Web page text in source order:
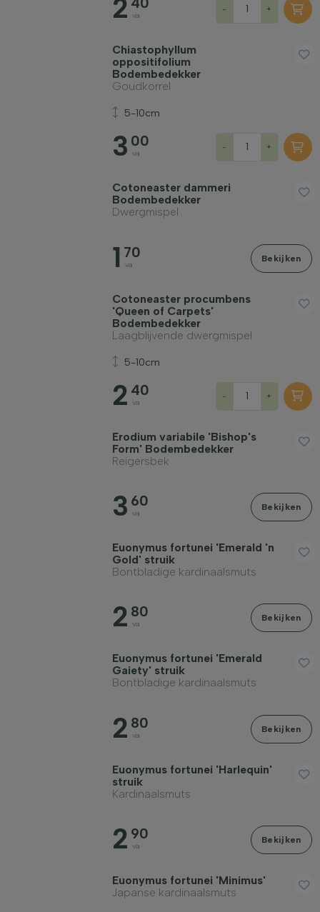
2 40
va
- +
Chiastophyllum
oppositifolium
Bodembedekker
Goudkorrel
5-10cm
3 00
va
- +
Cotoneaster dammeri
Bodembedekker
Dwergmispel
1 70
va
Bekijken
Cotoneaster procumbens
'Queen of Carpets'
Bodembedekker
Laagblijvende dwergmispel
5-10cm
2 40
va
- +
Erodium variabile 'Bishop's
Form' Bodembedekker
Reigersbek
3 60
va
Bekijken
Euonymus fortunei 'Emerald 'n
Gold' struik
Bontbladige kardinaalsmuts
2 80
va
Bekijken
Euonymus fortunei 'Emerald
Gaiety' struik
Bontbladige kardinaalsmuts
2 80
va
Bekijken
Euonymus fortunei 'Harlequin'
struik
Kardinaalsmuts
2 90
va
Bekijken
Euonymus fortunei 'Minimus'
Japanse kardinaalsmuts